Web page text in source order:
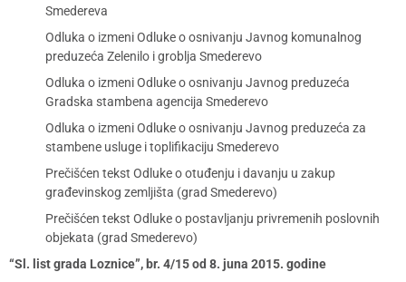
Smedereva
Odluka o izmeni Odluke o osnivanju Javnog komunalnog
preduzeća Zelenilo i groblja Smederevo
Odluka o izmeni Odluke o osnivanju Javnog preduzeća
Gradska stambena agencija Smederevo
Odluka o izmeni Odluke o osnivanju Javnog preduzeća za
stambene usluge i toplifikaciju Smederevo
Prečišćen tekst Odluke o otuđenju i davanju u zakup
građevinskog zemljišta (grad Smederevo)
Prečišćen tekst Odluke o postavljanju privremenih poslovnih
objekata (grad Smederevo)
“Sl. list grada Loznice”, br. 4/15 od 8. juna 2015. godine